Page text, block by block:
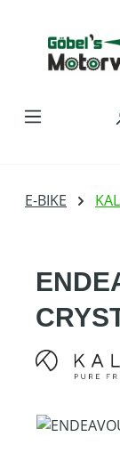
E-BIKE
Bildergalerie